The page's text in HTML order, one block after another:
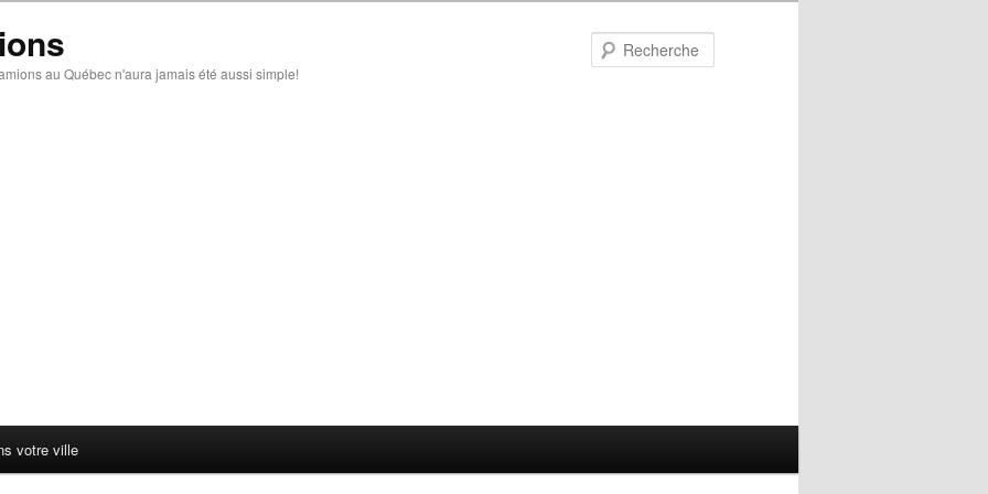
au Québec n'aura jamais été aussi simple!
votre ville